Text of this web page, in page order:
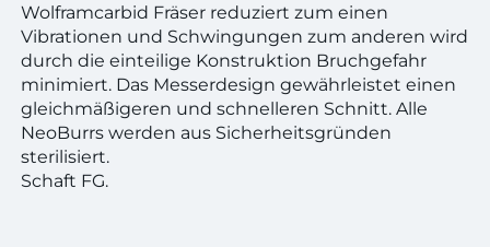
Wolframcarbid Fräser reduziert zum einen
Vibrationen und Schwingungen zum anderen wird
durch die einteilige Konstruktion Bruchgefahr
minimiert. Das Messerdesign gewährleistet einen
gleichmäßigeren und schnelleren Schnitt. Alle
NeoBurrs werden aus Sicherheitsgründen
sterilisiert.
Schaft FG.